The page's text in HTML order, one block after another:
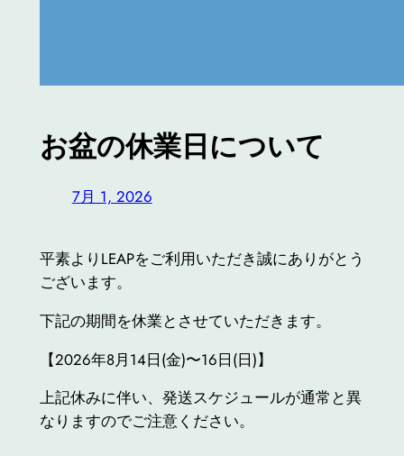
お盆の休業日について
7月 1, 2026
平素よりLEAPをご利用いただき誠にありがとう
ございます。
下記の期間を休業とさせていただきます。
【2026年8月14日(金)〜16日(日)】
上記休みに伴い、発送スケジュールが通常と異
なりますのでご注意ください。